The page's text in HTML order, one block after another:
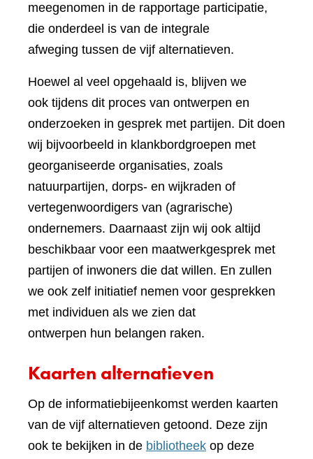
meegenomen in de rapportage participatie,
die onderdeel is van de integrale
afweging tussen de vijf alternatieven.
Hoewel al veel opgehaald is, blijven we
ook tijdens dit proces van ontwerpen en
onderzoeken in gesprek met partijen. Dit doen
wij bijvoorbeeld in klankbordgroepen met
georganiseerde organisaties, zoals
natuurpartijen, dorps- en wijkraden of
vertegenwoordigers van (agrarische)
ondernemers. Daarnaast zijn wij ook altijd
beschikbaar voor een maatwerkgesprek met
partijen of inwoners die dat willen. En zullen
we ook zelf initiatief nemen voor gesprekken
met individuen als we zien dat
ontwerpen hun belangen raken.
Kaarten alternatieven
Op de informatiebijeenkomst werden kaarten
van de vijf alternatieven getoond. Deze zijn
ook te bekijken in de bibliotheek op deze